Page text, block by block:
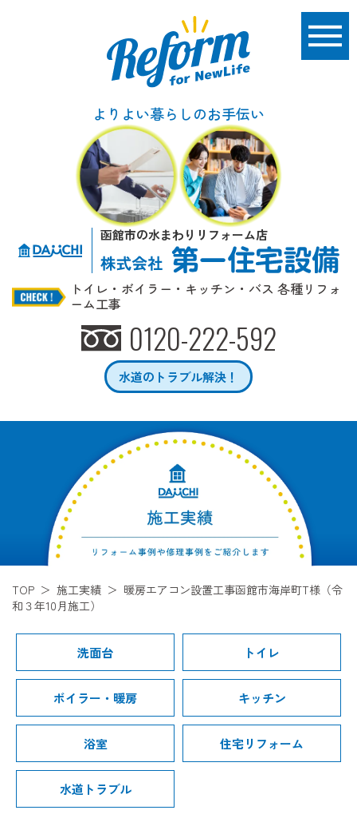
よりよい暮らしのお手伝い
函館市の水まわりリフォーム店
トイレ・ボイラー・キッチン・バス 各種リフォ
ーム工事
0120-222-592
水道のトラブル解決！
TOP 施工実績
暖房エアコン設置工事函館市海岸町T様（令
和３年10月施工）
洗面台 トイレ
ボイラー・暖房 キッチン
浴室 住宅リフォーム
水道トラブル